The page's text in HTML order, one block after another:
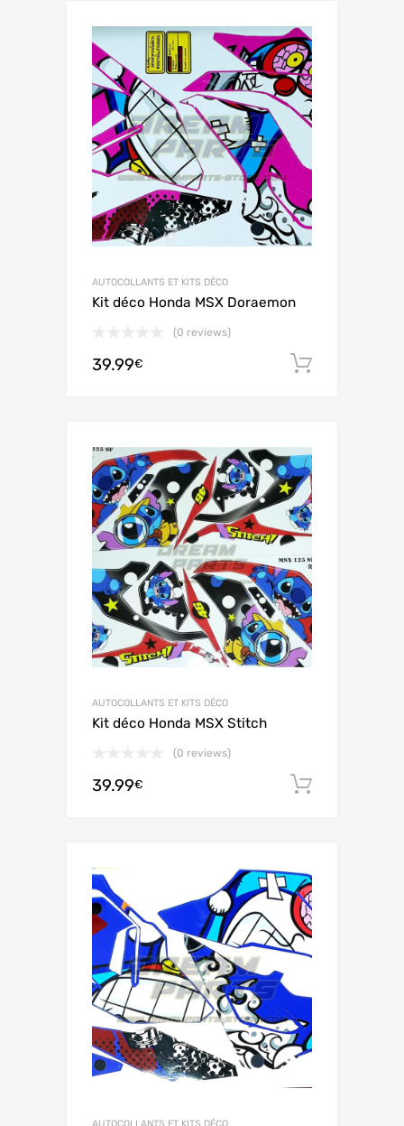
AUTOCOLLANTS ET KITS DÉCO
Kit déco Honda MSX Doraemon
(0 reviews)
39.99€
AUTOCOLLANTS ET KITS DÉCO
Kit déco Honda MSX Stitch
(0 reviews)
39.99€